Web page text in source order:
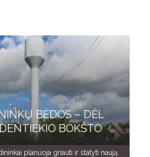
BĖDOS – DĖL
BOKŠTO
planuoja griauti ir statyti naują.